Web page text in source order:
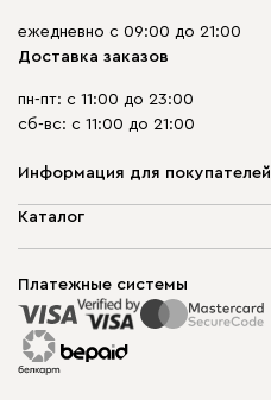
ежедневно с 09:00 до 21:00
Доставка заказов
пн-пт: с 11:00 до 23:00
сб-вс: с 11:00 до 21:00
Информация для покупателей
О компании
Способы оплаты
Рассрочка и кредит
Гарантия
Карта сайта
Каталог
Корпусная мебель
Распродажа мебели
Платежные системы